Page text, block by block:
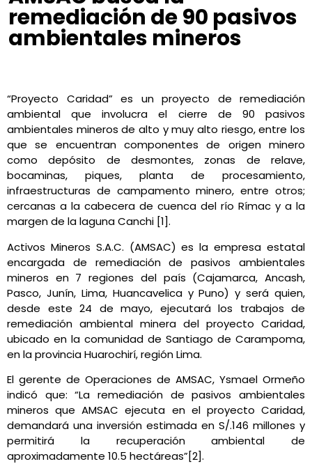
remediación de 90 pasivos
ambientales mineros
“Proyecto Caridad” es un proyecto de remediación
ambiental que involucra el cierre de 90 pasivos
ambientales mineros de alto y muy alto riesgo, entre los
que se encuentran componentes de origen minero
como depósito de desmontes, zonas de relave,
bocaminas, piques, planta de procesamiento,
infraestructuras de campamento minero, entre otros;
cercanas a la cabecera de cuenca del río Rímac y a la
margen de la laguna Canchi [1].
Activos Mineros S.A.C. (AMSAC) es la empresa estatal
encargada de remediación de pasivos ambientales
mineros en 7 regiones del país (Cajamarca, Ancash,
Pasco, Junín, Lima, Huancavelica y Puno) y será quien,
desde este 24 de mayo, ejecutará los trabajos de
remediación ambiental minera del proyecto Caridad,
ubicado en la comunidad de Santiago de Carampoma,
en la provincia Huarochirí, región Lima.
El gerente de Operaciones de AMSAC, Ysmael Ormeño
indicó que: “La remediación de pasivos ambientales
mineros que AMSAC ejecuta en el proyecto Caridad,
demandará una inversión estimada en S/.146 millones y
permitirá la recuperación ambiental de
aproximadamente 10.5 hectáreas”[2].